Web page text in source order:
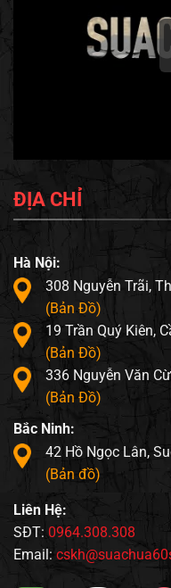
ĐỊA CHỈ
Hà Nội:
308 Nguyễn Trãi,
(Bản Đồ)
19 Trần Quý Kiên,
(Bản Đồ)
336 Nguyễn Văn
(Bản Đồ)
Bắc Ninh:
42 Hồ Ngọc Lân,
(Bản đồ)
Liên Hệ:
SĐT: 0964.308.308
Email: